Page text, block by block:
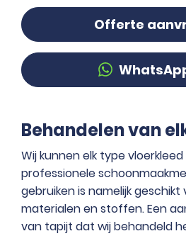
Offerte
Behandelen van
Wij kunnen elk type
professionele
gebruiken is namelijk
materialen en stoffen. Een
van tapijt dat wij behandeld